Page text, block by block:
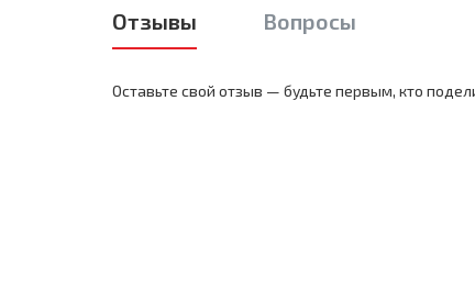
Отзывы Вопросы
Оставьте свой отзыв — будьте первым, кто